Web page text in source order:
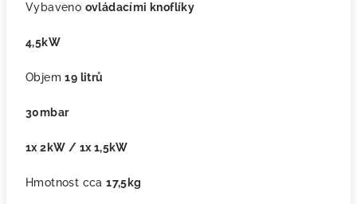
Vybaveno ovládacími knoflíky
4,5kW
Objem19 litrů
30mbar
1x 2kW / 1x 1,5kW
Hmotnost cca17,5kg